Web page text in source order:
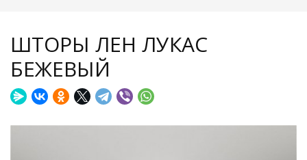
ШТОРЫ ЛЕН ЛУКАС
БЕЖЕВЫЙ